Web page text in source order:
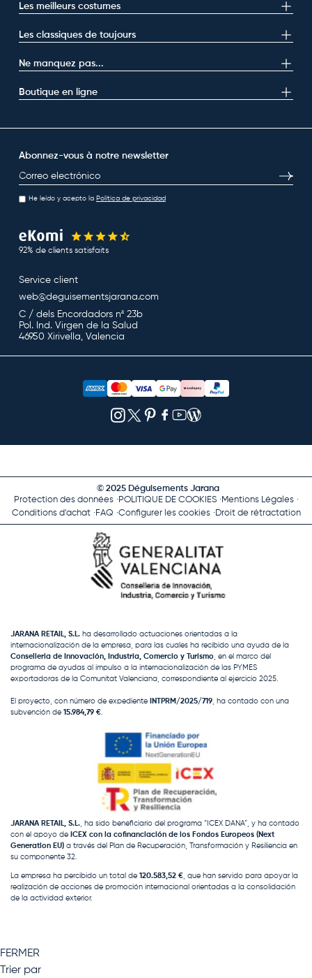
Les meilleurs costumes
Les classiques de toujours
Ne manquez pas...
Boutique en ligne
Abonnez-vous à notre newsletter
E-mail
He leído y acepto la Política de privacidad
92% de clients satisfaits
Service client
web@deguisementsjarana.com
C / dels Encordadors nª 23b
Pol. Ind. Virgen de la Salud
46950 Xirivella, Valencia
© 2025 Déguisements Jarana
Protection des données
POLITIQUE DE COOKIES
Mentions Légales
Conditions d'achat
FAQ Configurer les cookies Droit de rétractation
JARANA RETAIL, S.L. ha desarrollado actuaciones orientadas a la
internacionalización de la empresa, para las cuales ha recibido una ayuda de la
Conselleria de Innovación, Industria, Comercio y Turismo , en el marco del
programa de ayudas al impulso a la internacionalización de las PYMES
exportadoras de la Comunitat Valenciana, correspondiente al ejercicio 2025.
El proyecto, con número de expediente INTPRM/2025/719 , ha contado con una
subvención de 15.984,79 €
JARANA RETAIL, S.L. , ha sido beneficiario del programa “ICEX DANA”, y ha contado
con el apoyo de ICEX con la cofinanciación de los Fondos Europeos (Next
Generation EU) a través del Plan de Recuperación, Transformación y Resiliencia en
su componente 32.
La empresa ha percibido un total de 120.583,52 € , que han servido para apoyar la
realización de acciones de promoción internacional orientadas a la consolidación
de la actividad exterior.
FERMER
Trier par